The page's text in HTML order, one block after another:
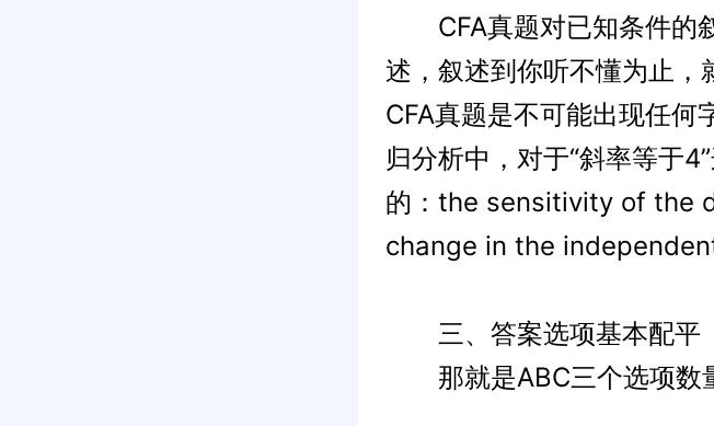
CFA真题对已知条件的
述，叙述到你听不懂为止，
CFA真题是不可能出现任何
归分析中，对于“斜率等于
的：the sensitivity of the
change in the
三、答案选项基本配平
那就是ABC三个选项数